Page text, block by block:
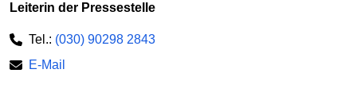
Leiterin der Pressestelle
Tel.: (030) 90298 2843
E-Mail